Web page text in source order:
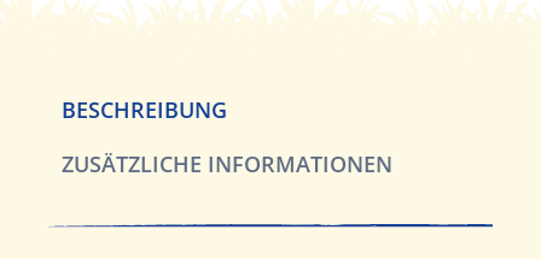
BESCHREIBUNG
ZUSÄTZLICHE INFORMATIONEN